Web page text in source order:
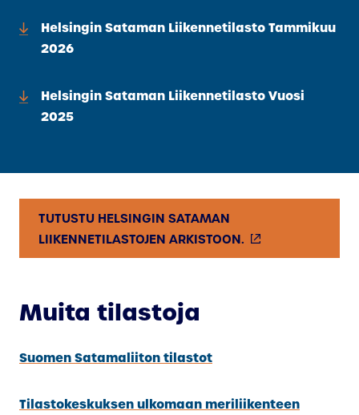
Helsingin Sataman Liikennetilasto Tammikuu
2026
Helsingin Sataman Liikennetilasto Vuosi
2025
TUTUSTU HELSINGIN SATAMAN
LIIKENNETILASTOJEN ARKISTOON.
U
N
Muita tilastoja
Suomen Satamaliiton tilastot
Tilastokeskuksen ulkomaan meriliikenteen